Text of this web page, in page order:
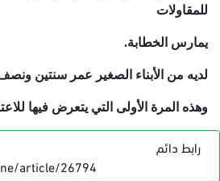
للمقاولات
يمارس الخطابة.
لديه من الأبناء الصغير عمر سنتين
وهذه المرة الأولى التي يتعرض فيها
رابط دائم
article/26794